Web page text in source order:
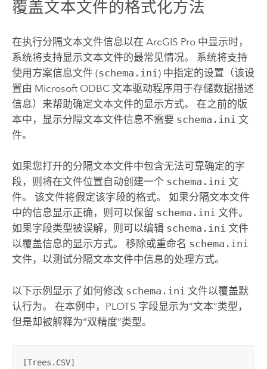
覆盖文本文件的格式化方法
在执行分隔文本文件信息以在 ArcGIS Pro中显示时，
系统将支持显示文本文件的最常见情况。 系统将支持
使用方案信息文件 (schema.ini) 中指定的设置（该设
置由 MicrosoftODBC 文本驱动程序用于存储数据描述
信息）来帮助确定文本文件的显示方式。 在之前的版
本中，显示分隔文本文件信息不需要 schema.ini 文
件。
如果您打开的分隔文本文件中包含无法可靠确定的字
段，则将在文件位置自动创建一个 schema.ini 文
件。 该文件将假定该字段的格式。 如果分隔文本文件
中的信息显示正确，则可以保留 schema.ini 文件。
如果字段类型被误解，则可以编辑 schema.ini 文件
以覆盖信息的显示方式。 移除或重命名 schema.ini
文件，以测试分隔文本文件中信息的处理方式。
以下示例显示了如何修改 schema.ini 文件以覆盖默
认行为。 在本例中，PLOTS 字段显示为“文本”类型，
但是却被解释为“双精度”类型。
[Trees.CSV]